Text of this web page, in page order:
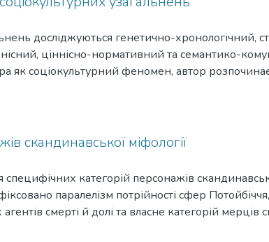
досліджуються генетично-хронологічний,
ціннісно-нормативний та семантико-
як соціокультурний феномен, автор
скандинавської міфології
категорій персонажів
паралелізм потрійності сфер
смерті й долі та власне категорій мерців